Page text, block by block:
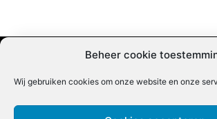
Beheer cookie
Wij gebruiken cookies om onze website en onze